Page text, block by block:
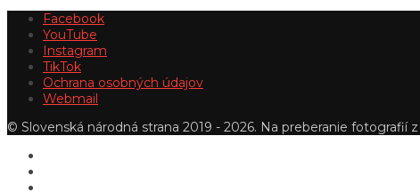
Facebook
YouTube
Instagram
TikTok
Ochrana osobných údajov
Webmail
© Slovenská národná strana 2019 - 2026. Na preberanie